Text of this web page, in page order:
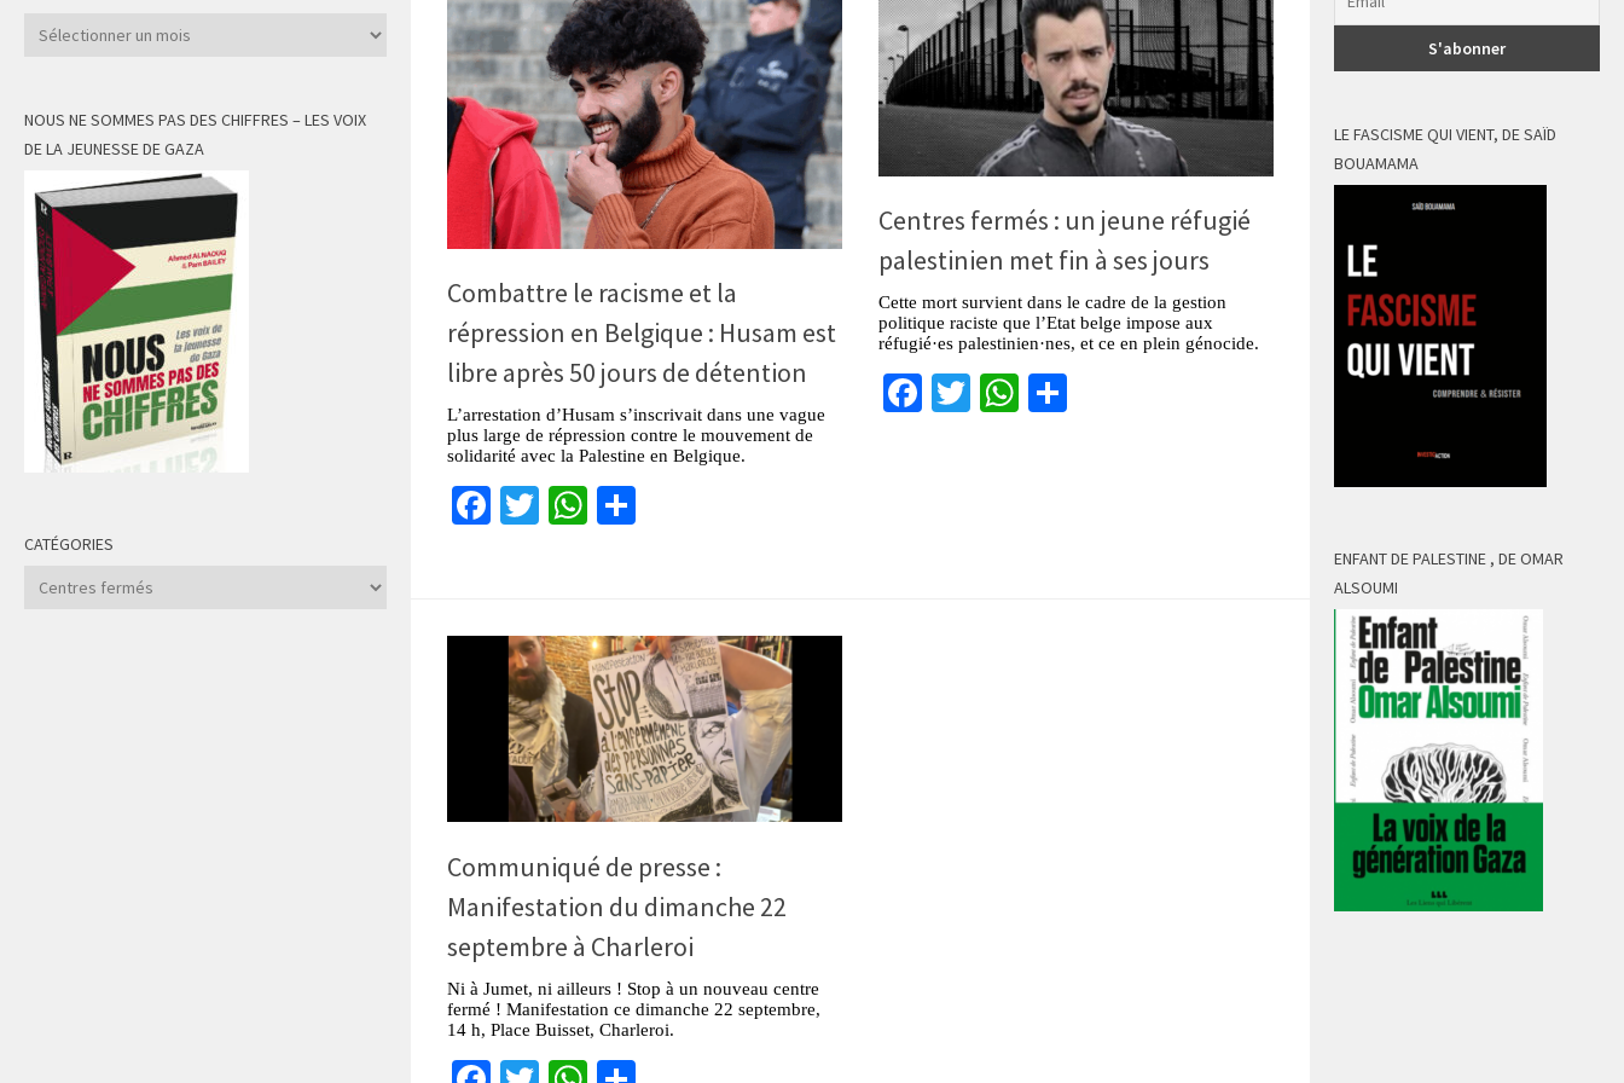
Combattre le racisme et la
répression en Belgique : Husam est
libre après 50 jours de détention
L’arrestation d’Husam s’inscrivait dans une vague
plus large de répression contre le mouvement de
solidarité avec la Palestine en Belgique.
Facebook
TwitterWhatsApp
Centres fermés : un jeune réfugié
palestinien met fin à ses jours
Cette mort survient dans le cadre de la gestion
politique raciste que l’Etat belge impose aux
réfugié·es palestinien·nes, et ce en plein génocide.
Facebook
TwitterWhatsApp
Communiqué de presse :
Manifestation du dimanche 22
septembre à Charleroi
Ni à Jumet, ni ailleurs ! Stop à un nouveau centre
fermé ! Manifestation ce dimanche 22 septembre,
14 h, Place Buisset, Charleroi.
Archives
NOUS NE SOMMES PAS DES CHIFFRES – LES VOIX
DE LA JEUNESSE DE GAZA
CATÉGORIES
Catégories
LE FASCISME QUI VIENT, DE SAÏD
BOUAMAMA
ENFANT DE PALESTINE , DE OMAR
ALSOUMI